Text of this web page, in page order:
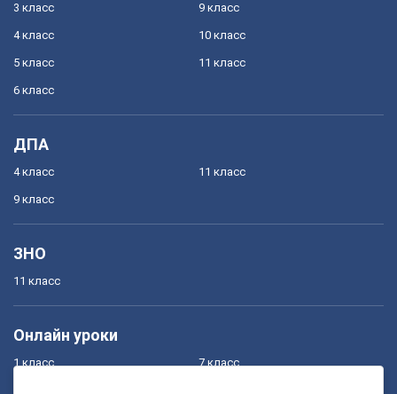
3 класс
4 класс
5 класс
6 класс
9 класс
10 класс
11 класс
ДПА
4 класс
9 класс
11 класс
ЗНО
11 класс
Онлайн уроки
1 класс 7 класс